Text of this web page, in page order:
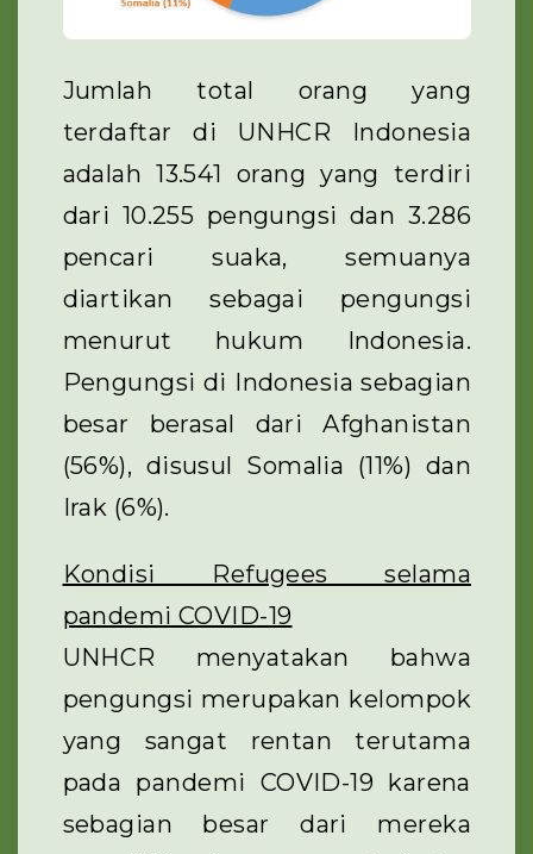
Jumlah total orang yang
terdaftar di UNHCR Indonesia
adalah 13.541 orang yang terdiri
dari 10.255 pengungsi dan 3.286
pencari suaka, semuanya
diartikan sebagai pengungsi
menurut hukum Indonesia.
Pengungsi di Indonesia sebagian
besar berasal dari Afghanistan
(56%), disusul Somalia (11%) dan
Irak (6%).
Kondisi Refugees selama
pandemi COVID-19
UNHCR menyatakan bahwa
pengungsi merupakan kelompok
yang sangat rentan terutama
pada pandemi COVID-19 karena
sebagian besar dari mereka